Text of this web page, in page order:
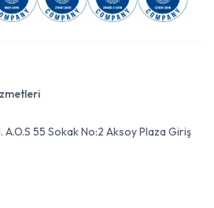
55 Sokak No:2 Aksoy Plaza Giriş